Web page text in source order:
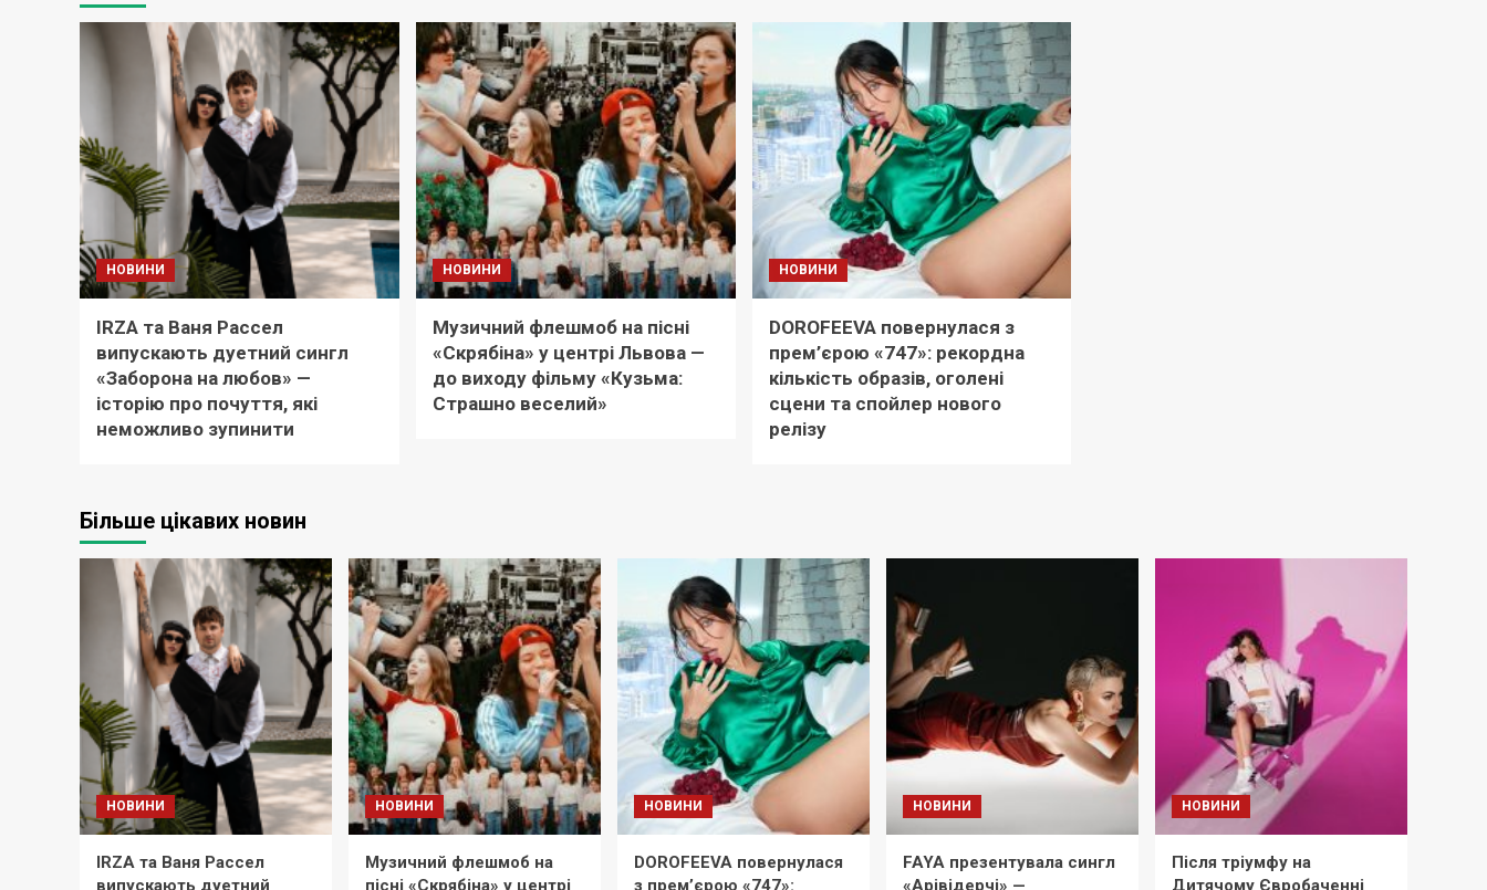
НОВИНИ
IRZA та Ваня Рассел
випускають дуетний сингл
«Заборона на любов» —
історію про почуття, які
неможливо зупинити
НОВИНИ
Музичний флешмоб на пісні
«Скрябіна» у центрі Львова —
до виходу фільму «Кузьма:
Страшно веселий»
НОВИНИ
DOROFEEVA повернулася з
прем’єрою «747»: рекордна
кількість образів, оголені
сцени та спойлер нового
релізу
Більше цікавих новин
НОВИНИ
IRZA та Ваня Рассел
випускають дуетний
НОВИНИ
Музичний флешмоб на
пісні «Скрябіна» у центрі
НОВИНИ
DOROFEEVA повернулася
з прем’єрою «747»:
НОВИНИ
FAYA презентувала сингл
«Арівідерчі» —
НОВИНИ
Після тріумфу на
Дитячому Євробаченні